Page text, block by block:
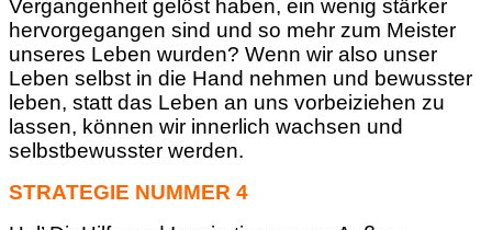
Vergangenheit gelöst haben, ein wenig stärker
hervorgegangen sind und so mehr zum Meister
unseres Leben wurden? Wenn wir also unser
Leben selbst in die Hand nehmen und bewusster
leben, statt das Leben an uns vorbeiziehen zu
lassen, können wir innerlich wachsen und
selbstbewusster werden.
STRATEGIE NUMMER 4